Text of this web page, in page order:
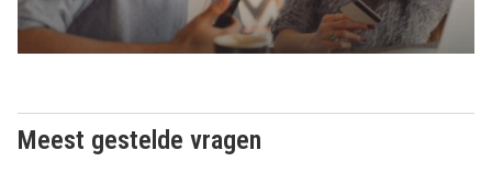
Meest gestelde vragen